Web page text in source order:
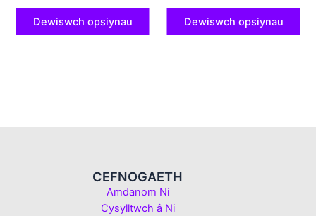
Dewiswch opsiynau
Amlliw
Dewiswch opsiynau
CEFNOGAETH
Amdanom Ni
Cysylltwch â Ni